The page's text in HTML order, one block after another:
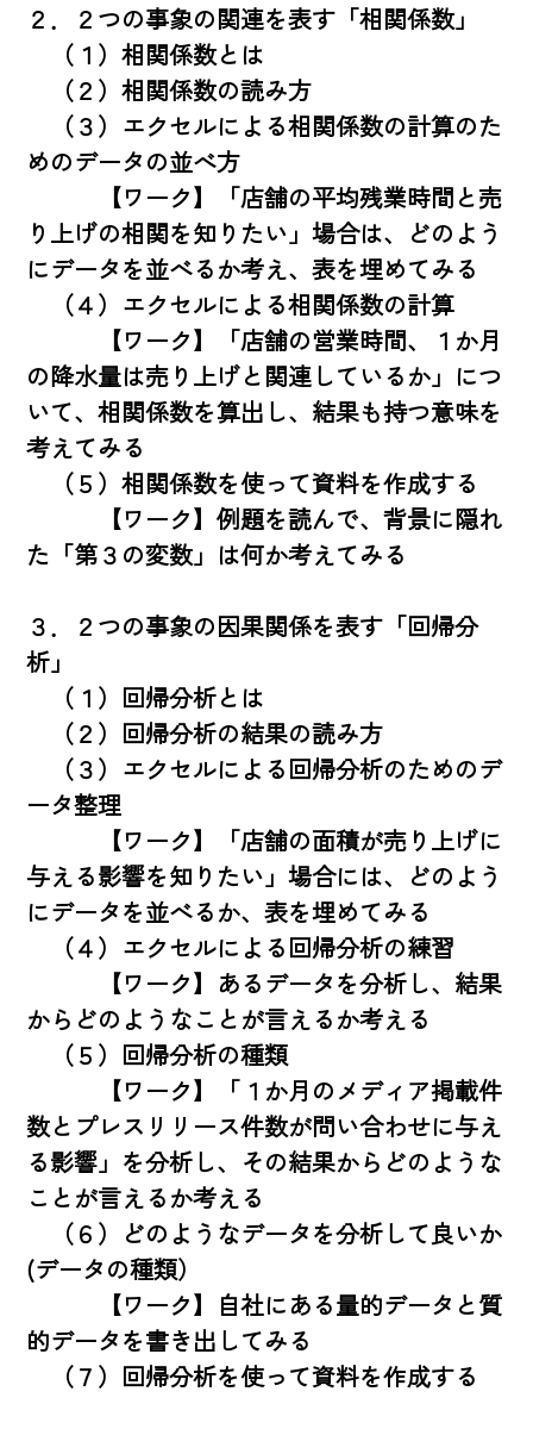
２．２つの事象の関連を表す「相関係数」
（１）相関係数とは
（２）相関係数の読み方
（３）エクセルによる相関係数の計算のた
めのデータの並べ方
【ワーク】「店舗の平均残業時間と売
り上げの相関を知りたい」場合は、どのよう
にデータを並べるか考え、表を埋めてみる
（４）エクセルによる相関係数の計算
【ワーク】「店舗の営業時間、１か月
の降水量は売り上げと関連しているか」につ
いて、相関係数を算出し、結果も持つ意味を
考えてみる
（５）相関係数を使って資料を作成する
【ワーク】例題を読んで、背景に隠れ
た「第３の変数」は何か考えてみる
３．２つの事象の因果関係を表す「回帰分
析」
（１）回帰分析とは
（２）回帰分析の結果の読み方
（３）エクセルによる回帰分析のためのデ
ータ整理
【ワーク】「店舗の面積が売り上げに
与える影響を知りたい」場合には、どのよう
にデータを並べるか、表を埋めてみる
（４）エクセルによる回帰分析の練習
【ワーク】あるデータを分析し、結果
からどのようなことが言えるか考える
（５）回帰分析の種類
【ワーク】「１か月のメディア掲載件
数とプレスリリース件数が問い合わせに与え
る影響」を分析し、その結果からどのような
ことが言えるか考える
（６）どのようなデータを分析して良いか
(データの種類）
【ワーク】自社にある量的データと質
的データを書き出してみる
（７）回帰分析を使って資料を作成する